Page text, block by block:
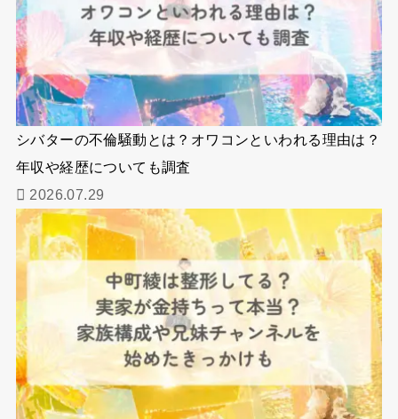
シバターの不倫騒動とは？オワコンといわれる理由は？
年収や経歴についても調査
2026.07.29